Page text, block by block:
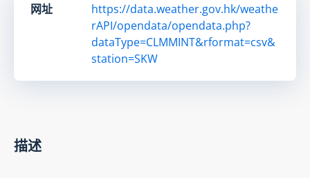
网址
https://data.weather.gov.hk/weathe
rAPI/opendata/opendata.php?
dataType=CLMMINT&rformat=csv&
station=SKW
描述